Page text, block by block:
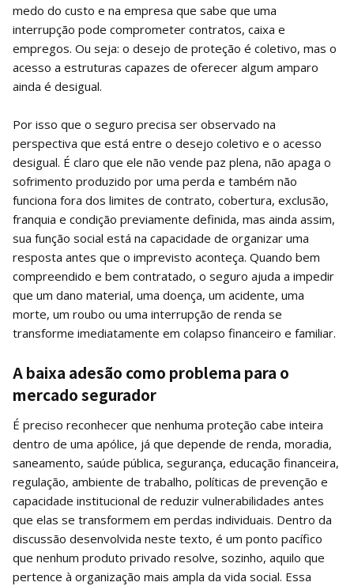
medo do custo e na empresa que sabe que uma
interrupção pode comprometer contratos, caixa e
empregos. Ou seja: o desejo de proteção é coletivo, mas o
acesso a estruturas capazes de oferecer algum amparo
ainda é desigual.
Por isso que o seguro precisa ser observado na
perspectiva que está entre o desejo coletivo e o acesso
desigual. É claro que ele não vende paz plena, não apaga o
sofrimento produzido por uma perda e também não
funciona fora dos limites de contrato, cobertura, exclusão,
franquia e condição previamente definida, mas ainda assim,
sua função social está na capacidade de organizar uma
resposta antes que o imprevisto aconteça. Quando bem
compreendido e bem contratado, o seguro ajuda a impedir
que um dano material, uma doença, um acidente, uma
morte, um roubo ou uma interrupção de renda se
transforme imediatamente em colapso financeiro e familiar.
A baixa adesão como problema para o
mercado segurador
É preciso reconhecer que nenhuma proteção cabe inteira
dentro de uma apólice, já que depende de renda, moradia,
saneamento, saúde pública, segurança, educação financeira,
regulação, ambiente de trabalho, políticas de prevenção e
capacidade institucional de reduzir vulnerabilidades antes
que elas se transformem em perdas individuais. Dentro da
discussão desenvolvida neste texto, é um ponto pacífico
que nenhum produto privado resolve, sozinho, aquilo que
pertence à organização mais ampla da vida social. Essa